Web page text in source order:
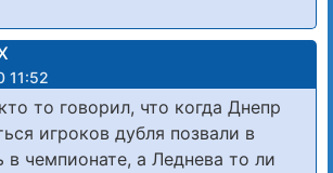
11:52
то говорил, что когда Днепр
игроков дубля позвали в
в чемпионате, а Леднева то ли